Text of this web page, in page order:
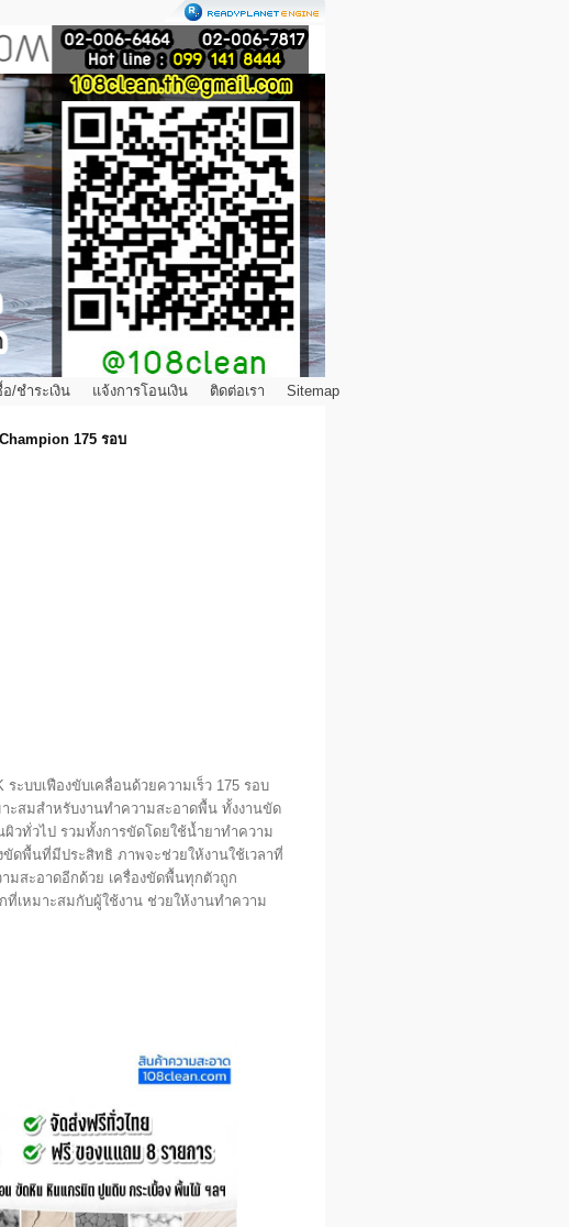
/ชำระเงิน แจ้งการโอนเงิน ติดต่อเรา Sitemap
175 รอบ
ะบบเฟืองขับเคลื่อนด้วยความเร็ว 175 รอบ
ะสมสำหรับงานทำความสะอาดพื้น ทั้งงานขัด
วทั่วไป รวมทั้งการขัดโดยใช้น้ำยาทำความ
ดพื้นที่มีประสิทธิ ภาพจะช่วยให้งานใช้เวลาที่
มสะอาดอีกด้วย เครื่องขัดพื้นทุกตัวถูก
เหมาะสมกับผู้ใช้งาน ช่วยให้งานทำความ